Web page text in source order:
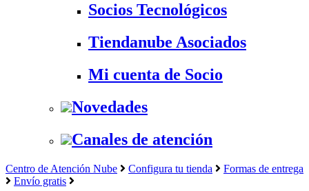
Socios Tecnológicos
Tiendanube Asociados
Mi cuenta de Socio
Novedades
Canales de atención
Centro de Atención Nube Configura tu tienda
Formas de entrega
Envío gratis